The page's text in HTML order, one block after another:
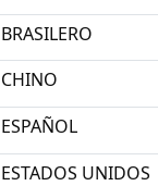
UNIDOS